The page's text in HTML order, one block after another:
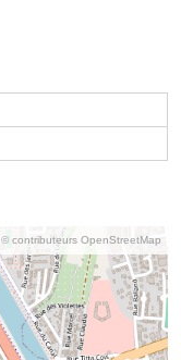
© contributeurs OpenStreetMap